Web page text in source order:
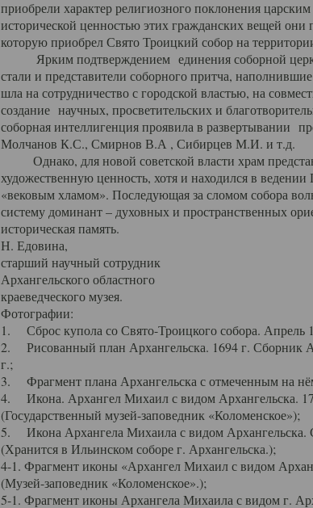
приобрели характер религиозного поклонения
исторической ценностью этих гражданских вещей
которую приобрел Свято Троицкий собор на
Ярким подтверждением единения соборной
стали и представители соборного притча,
шла на сотрудничество с городской властью, на
создание научных, просветительских и
соборная интеллигенция проявила в развертывании
Молчанов К.С., Смирнов В.А , Сибирцев М.И. и т.д.
Однако, для новой советской власти храм
художественную ценность, хотя и находился в
«вековым хламом». Последующая за сломом собора
систему доминант – духовных и пространственных
историческая память.
Н. Едовина,
старший научный сотрудник
Архангельского областного
краеведческого музея.
Фотографии:
1. Сброс купола со Свято-Троицкого собора. Апрель
2. Рисованный план Архангельска. 1694 г. Сборник
г.;
3. Фрагмент плана Архангельска с отмеченным на
4. Икона. Архангел Михаил с видом Архангельска.
(Государственный музей-заповедник «Коломенское»);
5. Икона Архангела Михаила с видом
(Хранится в Ильинском соборе г. Архангельска.);
4-1. Фрагмент иконы «Архангел Михаил с видом
(Музей-заповедник «Коломенское».);
5-1. Фрагмент иконы Архангела Михаила с видом г.